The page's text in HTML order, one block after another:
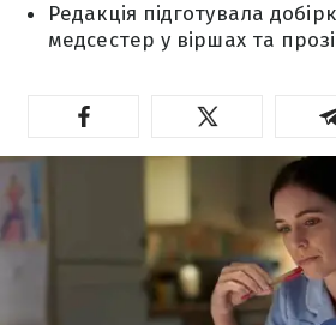
Редакція підготувала
медсестер у віршах та